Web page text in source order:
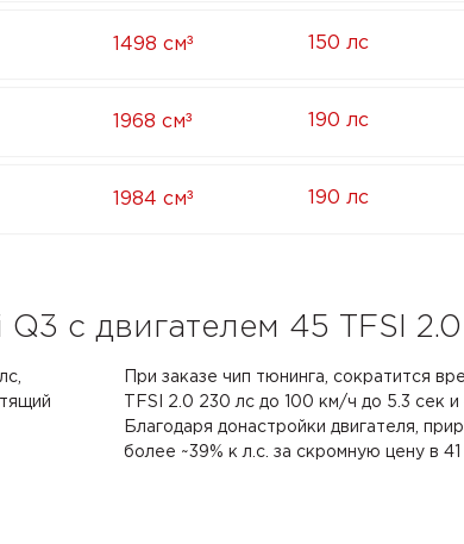
1498 см³ 150 лс
1968 см³ 190 лс
1984 см³ 190 лс
с двигателем 45 TFSI
При заказе чип тюнинга, сократится
TFSI 2.0 230 лс до 100 км/ч до 5.3 сек и
Благодаря донастройки двигателя,
более ~39% к л.с. за скромную цену в